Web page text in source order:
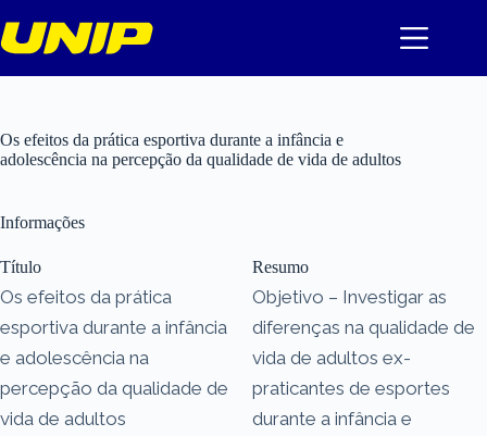
para
o
Os efeitos da prática esportiva durante a infância e
adolescência na percepção da qualidade de vida de adultos
Informações
Título
Os efeitos da prática
esportiva durante a infância
e adolescência na
percepção da qualidade de
vida de adultos
Resumo
Objetivo – Investigar as
diferenças na qualidade de
vida de adultos ex-
praticantes de esportes
durante a infância e